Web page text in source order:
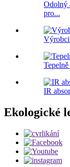
Odolný
pro...
IR
Ekologické